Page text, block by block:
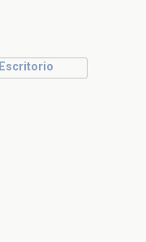
Escritorio